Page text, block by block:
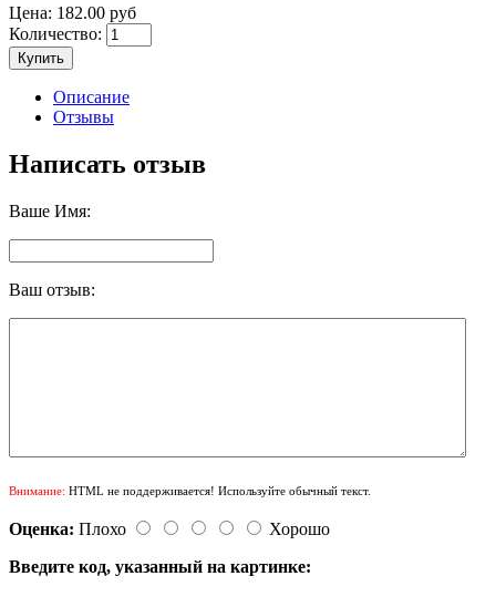
Цена: 182.00 руб
Количество:
Купить
Описание
Отзывы
Написать отзыв
Ваше Имя:
Ваш отзыв:
Внимание: HTML не поддерживается! Используйте обычный текст.
Оценка: Плохо
Хорошо
Введите код, указанный на картинке: